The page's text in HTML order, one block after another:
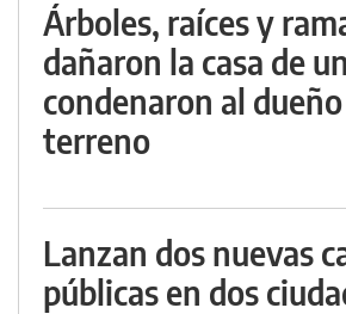
Árboles, raíces y
dañaron la casa de
condenaron al
terreno
Lanzan dos nuevas
públicas en dos